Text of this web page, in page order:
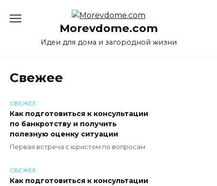
Morevdome.com
Идеи для дома и загородной жизни
Свежее
СВЕЖЕЕ
Как подготовиться к консультации
по банкротству и получить
полезную оценку ситуации
Первая встреча с юристом по вопросам
СВЕЖЕЕ
Как подготовиться к консультации